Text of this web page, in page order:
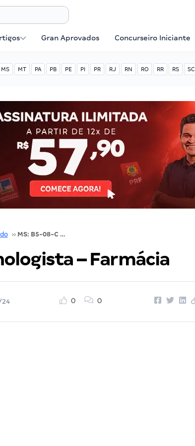
Gran Aprovados Concurseiro Iniciante
MS MT PA PB PE PI PR RJ RN RO RR RS SC
›› MS: B5-08-C Tecnologista – Farmácia
– Farmácia
0 0